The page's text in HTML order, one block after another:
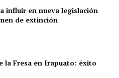
influir en nueva legislación
de extinción
la Fresa en Irapuato: éxito